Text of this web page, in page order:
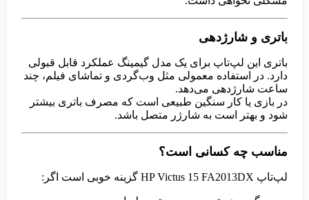
باتری و شارژدهی
باتری این لپ‌تاپ برای یک مدل گیمینگ عملکرد قابل قبولی
دارد. در استفاده معمولی مثل وب‌گردی و تماشای فیلم، چند
ساعت شارژدهی می‌دهد.
در بازی یا کار سنگین طبیعی است که مصرف باتری بیشتر
شود و بهتر است به شارژر متصل باشد.
مناسب چه کسانی است؟
لپ‌تاپ HP Victus 15 FA2013DX گزینه خوبی است اگر: